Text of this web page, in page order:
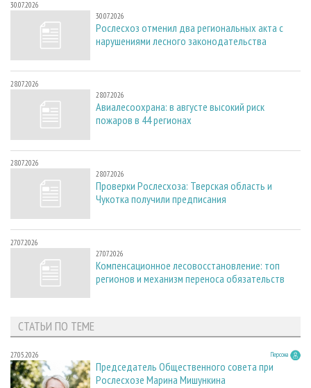
30.07.2026
30.07.2026
Рослесхоз отменил два региональных акта с
нарушениями лесного законодательства
28.07.2026
28.07.2026
Авиалесоохрана: в августе высокий риск
пожаров в 44 регионах
28.07.2026
28.07.2026
Проверки Рослесхоза: Тверская область и
Чукотка получили предписания
27.07.2026
27.07.2026
Компенсационное лесовосстановление: топ
регионов и механизм переноса обязательств
СТАТЬИ ПО ТЕМЕ
27.05.2026 Персона
Председатель Общественного совета при
Рослесхозе Марина Мишункина